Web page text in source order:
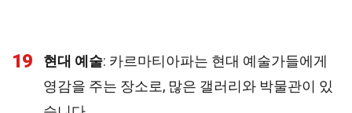
19 현대 예술: 카르마티아파는 현대 예술가들에게
영감을 주는 장소로, 많은 갤러리와 박물관이 있